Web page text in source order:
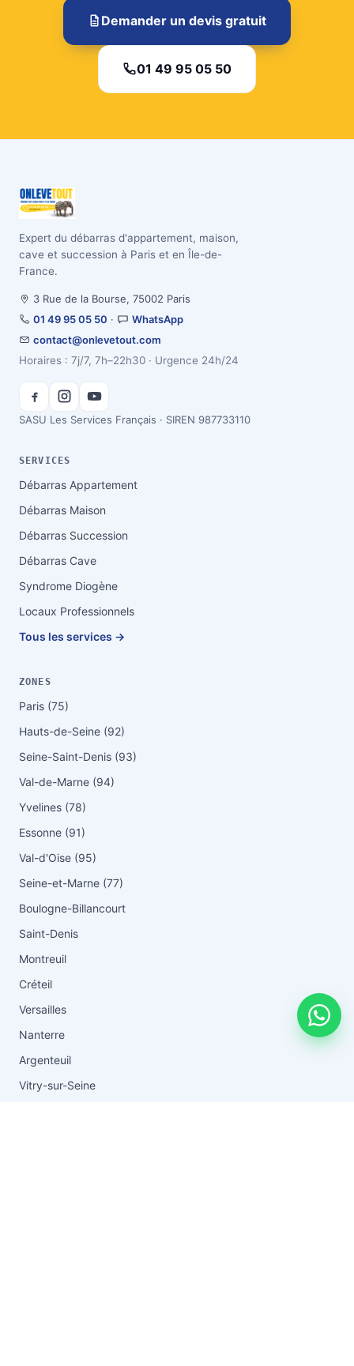
Demander un devis gratuit
01 49 95 05 50
Expert du débarras d'appartement, maison,
cave et succession à Paris et en Île-de-
France.
3 Rue de la Bourse, 75002 Paris
01 49 95 05 50 ·
WhatsApp
contact@onlevetout.com
Horaires : 7j/7, 7h–22h30 · Urgence 24h/24
SASU Les Services Français · SIREN 987733110
SERVICES
Débarras Appartement
Débarras Maison
Débarras Succession
Débarras Cave
Syndrome Diogène
Locaux Professionnels
Tous les services →
ZONES
Paris (75)
Hauts-de-Seine (92)
Seine-Saint-Denis (93)
Val-de-Marne (94)
Yvelines (78)
Essonne (91)
Val-d'Oise (95)
Seine-et-Marne (77)
Boulogne-Billancourt
Saint-Denis
Montreuil
Créteil
Versailles
Nanterre
Argenteuil
Vitry-sur-Seine